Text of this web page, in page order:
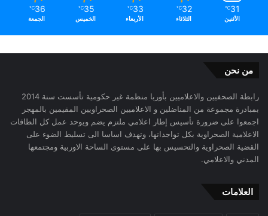
31
℃
الأثنين
32
℃
الثلاثاء
33
℃
الأربعاء
35
℃
الخميس
36
℃
الجمعة
من نحن
رابطة الصحفيين والاعلاميين بأوربا منظمة غير حكومية تأسست سنة 2014
بمبادرة مجموعة من المناضلين و الاعلاميين الصحراويين المقيمين بالمهجر
اجمعوا على ضرورة تأسيس إطار اعلامي ملتزم يضم ويوحد عمل كل الطاقات
الاعلامية الصحراوية بكل تواجداتها، وتهدف اساسا الى تسليط الضوء على
القضية الصحراوية والتحسيس بها على مستوى الساحة الاوربية ومجتمعها
المدني والاعلامي.
العلامات